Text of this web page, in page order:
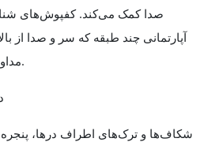
صدا کمک می‌کند. کفپوش‌های
آپارتمانی چند طبقه که سر و صدا از
.
شکاف‌ها و ترک‌های اطراف درها،